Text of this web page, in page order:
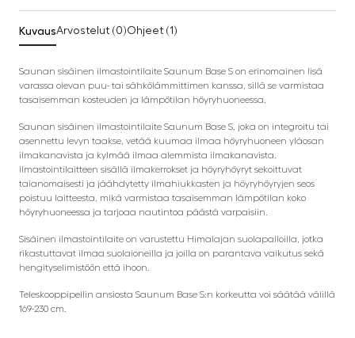
KuvausArvostelut (0)Ohjeet (1)
Saunan sisäinen ilmastointilaite Saunum Base S on erinomainen lisä
varassa olevan puu- tai sähkölämmittimen kanssa, sillä se varmistaa
tasaisemman kosteuden ja lämpötilan höyryhuoneessa.
Saunan sisäinen ilmastointilaite Saunum Base S, joka on integroitu tai
asennettu levyn taakse, vetää kuumaa ilmaa höyryhuoneen yläosan
ilmakanavista ja kylmää ilmaa alemmista ilmakanavista.
Ilmastointilaitteen sisällä ilmakerrokset ja höyryhöyryt sekoittuvat
taianomaisesti ja jäähdytetty ilmahiukkasten ja höyryhöyryjen seos
poistuu laitteesta, mikä varmistaa tasaisemman lämpötilan koko
höyryhuoneessa ja tarjoaa nautintoa päästä varpaisiin.
Sisäinen ilmastointilaite on varustettu Himalajan suolapalloilla, jotka
rikastuttavat ilmaa suolaioneilla ja joilla on parantava vaikutus sekä
hengityselimistöön että ihoon.
Teleskooppipellin ansiosta Saunum Base S:n korkeutta voi säätää välillä
169-230 cm.